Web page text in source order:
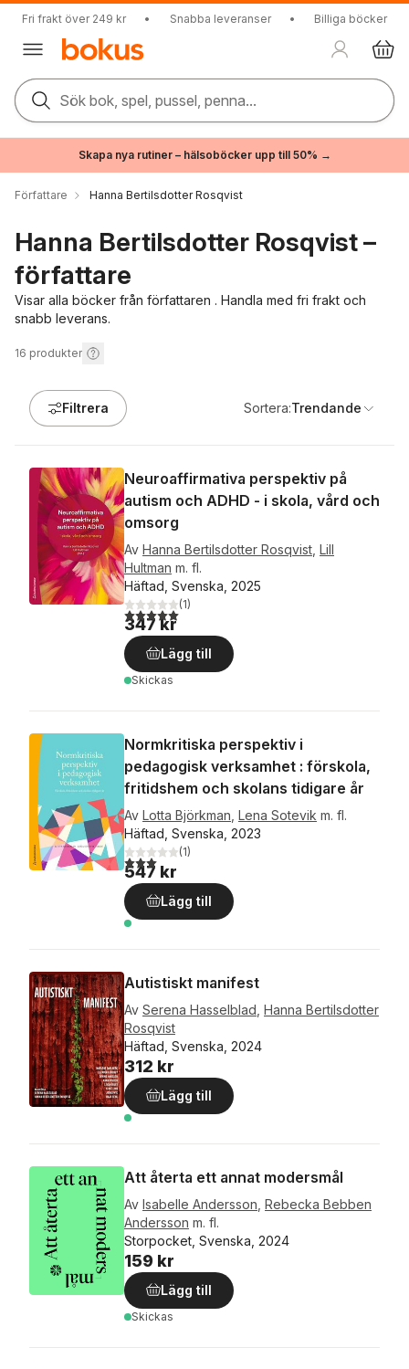
Fri frakt över 249 kr • Snabba leveranser • Billiga böcker
Sök bok, spel, pussel, penna...
Skapa nya rutiner – hälsoböcker upp till 50% →
Författare Hanna Bertilsdotter Rosqvist
Hanna Bertilsdotter Rosqvist –
författare
Visar alla böcker från författaren . Handla med fri frakt och
snabb leverans.
16 produkter
Filtrera Sortera:Trendande
Neuroaffirmativa perspektiv på
autism och ADHD - i skola, vård och
omsorg
Av Hanna Bertilsdotter Rosqvist Lill
Hultman m. fl.
Häftad, Svenska, 2025
5,0utav 5 stjärnor. Totalt antal röster:
(1)
347 kr
Lägg till
Skickas
Normkritiska perspektiv i
pedagogisk verksamhet : förskola,
fritidshem och skolans tidigare år
Av Lotta Björkman Lena Sotevik m. fl.
Häftad, Svenska, 2023
3,0utav 5 stjärnor. Totalt antal röster:
(1)
547 kr
Lägg till
Autistiskt manifest
Av Serena Hasselblad Hanna Bertilsdotter
Rosqvist
Häftad, Svenska, 2024
312 kr
Lägg till
Att återta ett annat modersmål
Av Isabelle Andersson Rebecka Bebben
Andersson m. fl.
Storpocket, Svenska, 2024
159 kr
Lägg till
Skickas